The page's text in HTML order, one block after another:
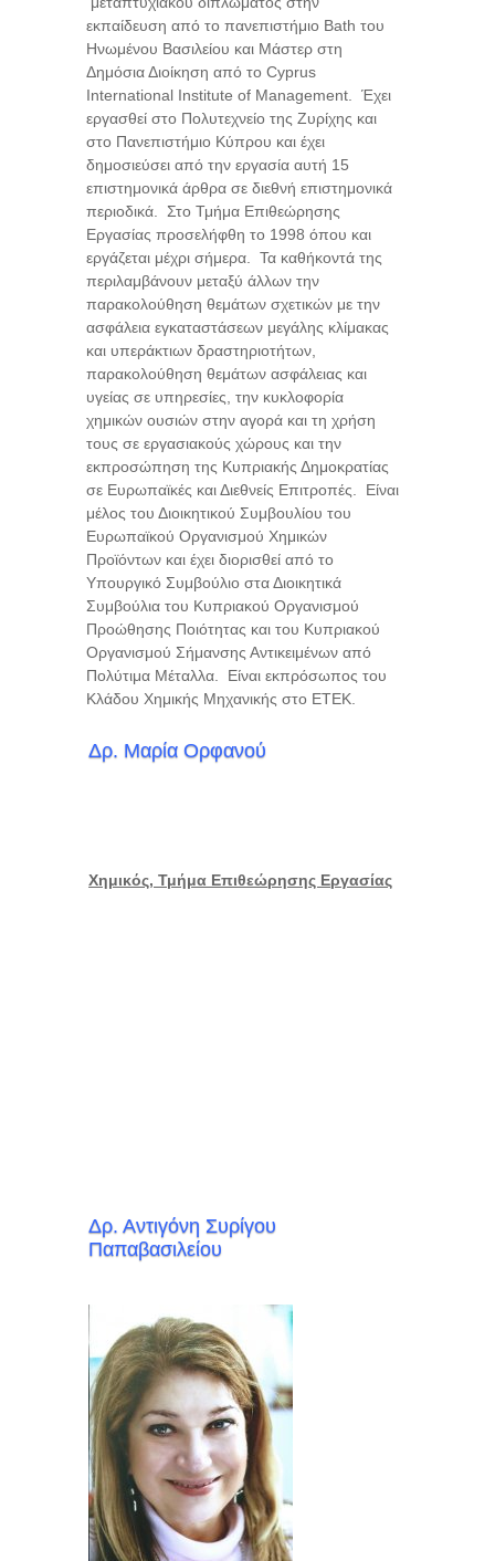
εκπαίδευση από το πανεπιστήμιο Bathτου
Ηνωμένου Βασιλείου και Μάστερ στη
Δημόσια Διοίκηση από τοCyprus
International Institute of Management. Έχει
εργασθεί στο Πολυτεχνείο της Ζυρίχης και
στο Πανεπιστήμιο Κύπρου και έχει
δημοσιεύσει από την εργασία αυτή 15
επιστημονικά άρθρα σε διεθνή επιστημονικά
περιοδικά. Στο Τμήμα Επιθεώρησης
Εργασίας προσελήφθη το 1998 όπου και
εργάζεται μέχρι σήμερα. Τα καθήκοντά της
περιλαμβάνουν μεταξύ άλλων την
παρακολούθηση θεμάτων σχετικών με την
ασφάλεια εγκαταστάσεων μεγάλης κλίμακας
και υπεράκτιων δραστηριοτήτων,
παρακολούθηση θεμάτων ασφάλειας και
υγείας σε υπηρεσίες, την κυκλοφορία
χημικών ουσιών στην αγορά και τη χρήση
τους σε εργασιακούς χώρους και την
εκπροσώπηση της Κυπριακής Δημοκρατίας
σε Ευρωπαϊκές και Διεθνείς Επιτροπές. Είναι
μέλος του Διοικητικού Συμβουλίου του
Ευρωπαϊκού Οργανισμού Χημικών
Προϊόντων και έχει διορισθεί από το
Υπουργικό Συμβούλιο στα Διοικητικά
Συμβούλια του Κυπριακού Οργανισμού
Προώθησης Ποιότητας και του Κυπριακού
Οργανισμού Σήμανσης Αντικειμένων από
Πολύτιμα Μέταλλα. Είναι εκπρόσωπος του
Κλάδου Χημικής Μηχανικής στο ΕΤΕΚ.
Δρ. Μαρία Ορφανού
Χημικός, Τμήμα Επιθεώρησης Εργασίας
Δρ. Αντιγόνη Συρίγου
Παπαβασιλείου